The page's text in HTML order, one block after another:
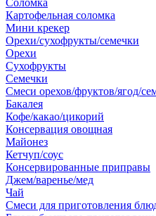
Соломка
Картофельная соломка
Мини крекер
Орехи/сухофрукты/семечки
Орехи
Сухофрукты
Семечки
Смеси орехов/фруктов/ягод/
Бакалея
Кофе/какао/цикорий
Консервация овощная
Майонез
Кетчуп/соус
Консервированные приправы
Джем/варенье/мед
Чай
Смеси для приготовления